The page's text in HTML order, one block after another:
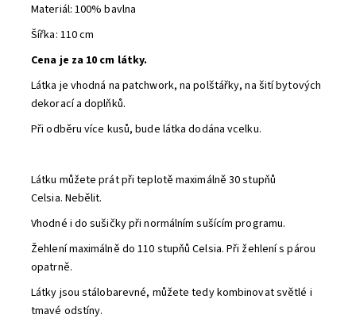
Materiál: 100% bavlna
Šířka: 110 cm
Cena je za 10 cm látky.
Látka je vhodná na patchwork, na polštářky, na šití bytových
dekorací a doplňků.
Při odběru více kusů, bude látka dodána vcelku.
Látku můžete prát při teplotě maximálně 30 stupňů
Celsia. Nebělit.
Vhodné i do sušičky při normálním sušícím programu.
Žehlení maximálně do 110 stupňů Celsia. Při žehlení s párou
opatrně.
Látky jsou stálobarevné, můžete tedy kombinovat světlé i
tmavé odstíny.